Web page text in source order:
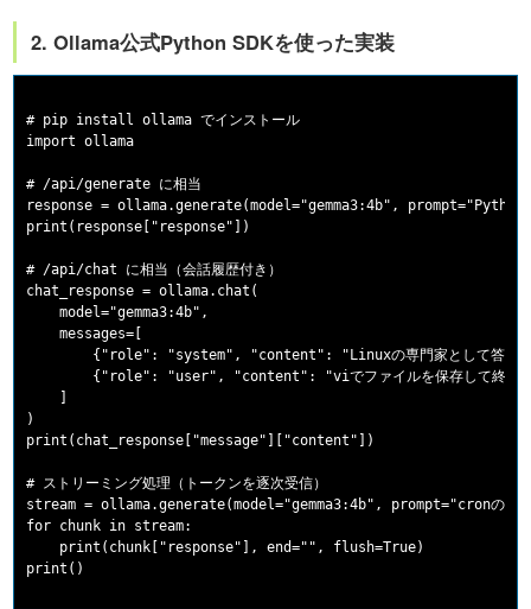
2. Ollama公式Python SDKを使った実装
# pip install ollama でインストール
import ollama
# /api/generate に相当
response = ollama.generate(model="gemma3:4b", prompt="Python
print(response["response"])
# /api/chat に相当（会話履歴付き）
chat_response = ollama.chat(
    model="gemma3:4b",
    messages=[
{"role": "system", "content": "Linuxの専門家として答え
{"role": "user", "content": "viでファイルを保存して終了
)
print(chat_response["message"]["content"])
# ストリーミング処理（トークンを逐次受信）
stream = ollama.generate(model="gemma3:4b", prompt="cronの書
for chunk in stream:
    print(chunk["response"], end="", flush=True)